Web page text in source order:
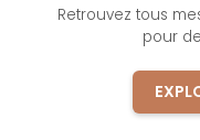
Retrouvez tous
pour